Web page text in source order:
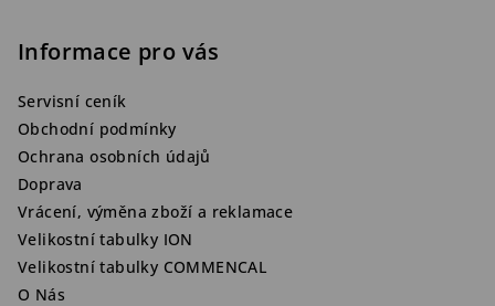
Informace pro vás
Servisní ceník
Obchodní podmínky
Ochrana osobních údajů
Doprava
Vrácení, výměna zboží a reklamace
Velikostní tabulky ION
Velikostní tabulky COMMENCAL
O Nás